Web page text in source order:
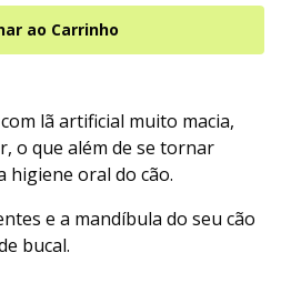
lã artificial muito macia,
o que além de se tornar
higiene oral do cão.
e a mandíbula do seu cão
bucal.